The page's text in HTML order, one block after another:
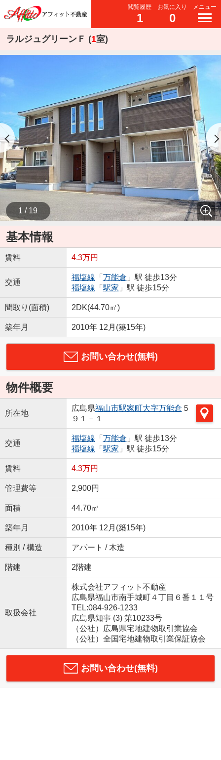
閲覧履歴
1
お気に入り
0
メニュー
ラルジュグリーンＦ (1室)
1 / 19
基本情報
賃料 4.3万円
交通
福塩線 「 万能倉 」駅 徒歩13分
福塩線 「 駅家 」駅 徒歩15分
間取り(面積) 2DK(44.70㎡)
築年月 2010年 12月(築15年)
お問い合わせ(無料)
物件概要
所在地
広島県福山市駅家町大字万能倉 ５
９１－１
交通
福塩線 「 万能倉 」駅 徒歩13分
福塩線 「 駅家 」駅 徒歩15分
賃料 4.3万円
管理費等 2,900円
面積 44.70㎡
築年月 2010年 12月(築15年)
種別 / 構造 アパート / 木造
階建 2階建
取扱会社
株式会社アフィット不動産
広島県福山市南手城町４丁目６番１１号
TEL:084-926-1233
広島県知事 (3) 第10233号
（公社）広島県宅地建物取引業協会
（公社）全国宅地建物取引業保証協会
お問い合わせ(無料)